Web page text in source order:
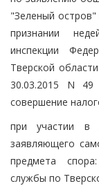
"Зеленый
признании
инспекции
Тверской
30.03.2015 N 49
совершение
при участии в
заявляющего
предмета
службы по